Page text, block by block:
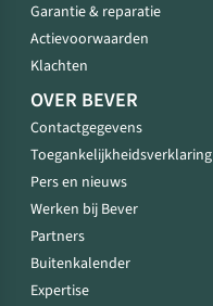
Garantie & reparatie
Actievoorwaarden
Klachten
OVER BEVER
Contactgegevens
Toegankelijkheidsverklaring
Pers en nieuws
Werken bij Bever
Partners
Buitenkalender
Expertise